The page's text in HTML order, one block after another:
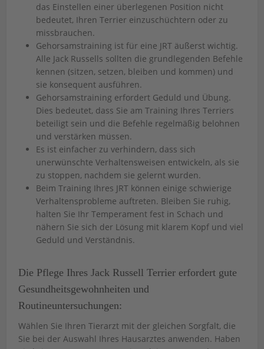
das Einstellen einer überlegenen Position nicht
bedeutet, Ihren Terrier einzuschüchtern oder zu
missbrauchen.
Gehorsamstraining ist für eine JRT äußerst wichtig.
Alle Jack Russells sollten die grundlegenden Befehle
kennen (sitzen, setzen, bleiben und kommen) und
sie konsequent ausführen.
Gehorsamstraining erfordert Geduld und Übung.
Dies bedeutet, dass Sie am Training Ihres Terriers
beteiligt sein und die Befehle regelmäßig belohnen
und verstärken müssen.
Es ist einfacher zu verhindern, dass sich
unerwünschte Verhaltensweisen entwickeln, als sie
zu stoppen, nachdem sie gelernt wurden.
Beim Training Ihres JRT können einige schwierige
Verhaltensprobleme auftreten. Bleiben Sie ruhig,
halten Sie Ihr Temperament fest in Schach und
nähern Sie sich der Lösung mit klarem Kopf und viel
Geduld und Verständnis.
Die Pflege Ihres Jack Russell Terrier erfordert gute
Gesundheitsgewohnheiten und
Routineuntersuchungen:
Wählen Sie Ihren Tierarzt mit der gleichen Sorgfalt, die
Sie bei der Auswahl Ihres Hausarztes anwenden. Haben